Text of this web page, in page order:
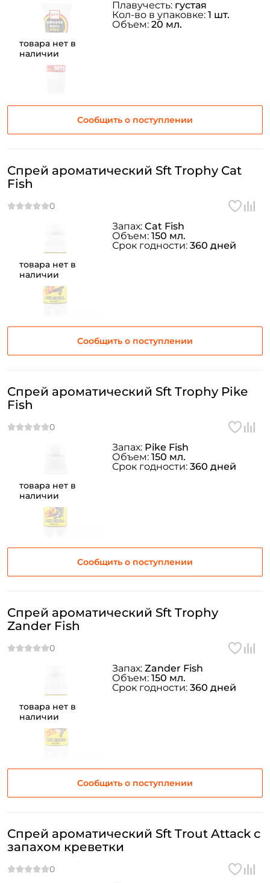
товара нет в
наличии
Сообщить о поступлении
Плавучесть: густая
Кол-во в упаковке: 1 шт.
Объем: 20 мл.
товара нет в
наличии
Спрей ароматический Sft Trophy Cat
Fish
Сообщить о поступлении
Запах: Cat Fish
Объем: 150 мл.
Срок годности: 360 дней
товара нет в
наличии
Спрей ароматический Sft Trophy Pike
Fish
Сообщить о поступлении
Запах: Pike Fish
Объем: 150 мл.
Срок годности: 360 дней
товара нет в
наличии
Спрей ароматический Sft Trophy
Zander Fish
Сообщить о поступлении
Запах: Zander Fish
Объем: 150 мл.
Срок годности: 360 дней
Спрей ароматический Sft Trout Attack с
запахом креветки
Создать аккаунт
ФИО: *
Email: *
Придумайте пароль: *
Заполняя данную форму вы соглашаетесь на обработку
персональных данных